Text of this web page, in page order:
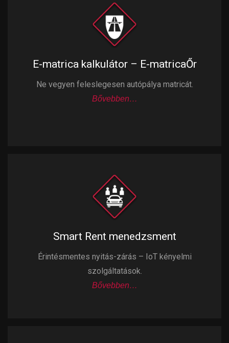
E-matrica kalkulátor – E-matricaŐr
Ne vegyen feleslegesen autópálya matricát.
Bővebben…
Smart Rent menedzsment
Érintésmentes nyitás-zárás – IoT kényelmi
szolgáltatások.
Bővebben…